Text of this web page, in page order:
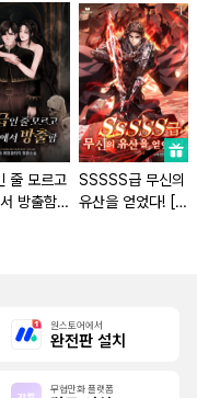
줄 모르고
방출함
SSSSS급 무신의
유산을 얻었다! [단
원스토어에서
완전판 설치
무협만화 플랫폼